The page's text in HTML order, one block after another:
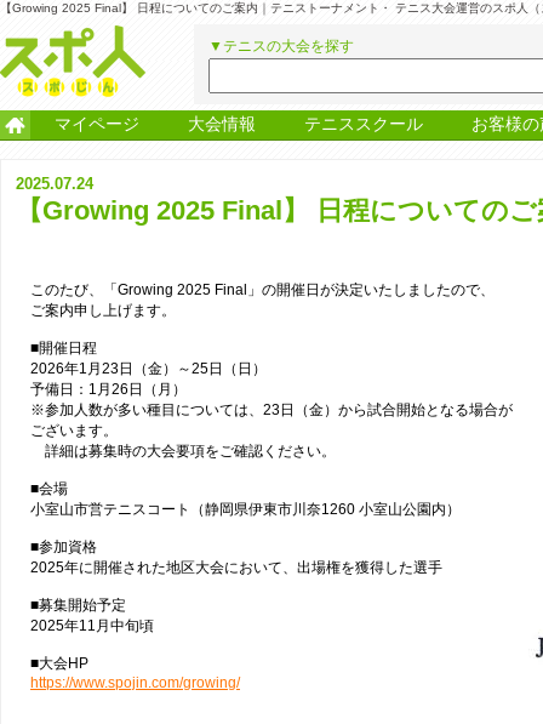
【Growing 2025 Final】 日程についてのご案内｜テニストーナメント・ テニス大会運営のスポ人
▼テニスの大会を探す
マイページ 大会情報 テニススクール お客様の
2025.07.24
【Growing 2025 Final】 日程についての
このたび、「Growing 2025 Final」の開催日が決定いたしましたので、
ご案内申し上げます。
■開催日程
2026年1月23日（金）～25日（日）
予備日：1月26日（月）
※参加人数が多い種目については、23日（金）から試合開始となる場合が
ございます。
詳細は募集時の大会要項をご確認ください。
■会場
小室山市営テニスコート（静岡県伊東市川奈1260 小室山公園内）
■参加資格
2025年に開催された地区大会において、出場権を獲得した選手
■募集開始予定
2025年11月中旬頃
■大会HP
https://www.spojin.com/growing/